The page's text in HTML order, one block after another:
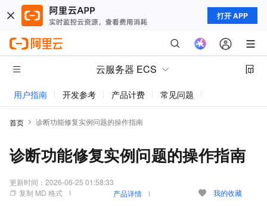
打开 APP
云服务器 ECS
用户指南 开发参考 产品计费 常见问题
首页 诊断功能修复实例问题的操作指南
诊断功能修复实例问题的操作指南
更新时间： 2026-06-25 01:58:33
复制 MD 格式
产品详情 我的收藏